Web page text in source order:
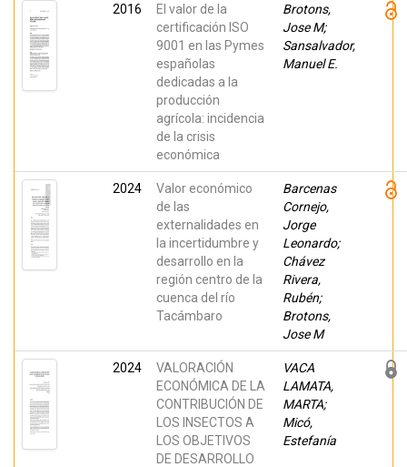
2016
El valor de la
certificación ISO
9001 en las Pymes
españolas
dedicadas a la
producción
agrícola: incidencia
de la crisis
económica
Brotons,
Jose M;
Sansalvador,
Manuel E.
2024
Valor económico
de las
externalidades en
la incertidumbre y
desarrollo en la
región centro de la
cuenca del río
Tacámbaro
Barcenas
Cornejo,
Jorge
Leonardo;
Chávez
Rivera,
Rubén;
Brotons,
Jose M
2024
VALORACIÓN
ECONÓMICA DE LA
CONTRIBUCIÓN DE
LOS INSECTOS A
LOS OBJETIVOS
DE DESARROLLO
VACA
LAMATA,
MARTA;
Micó,
Estefanía